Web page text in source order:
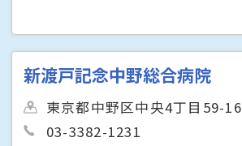
新渡戸記念中野総合病院
東京都中野区中央4丁目59-16
03-3382-1231